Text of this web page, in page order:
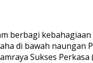
berbagi
di bawah naungan
Sukses